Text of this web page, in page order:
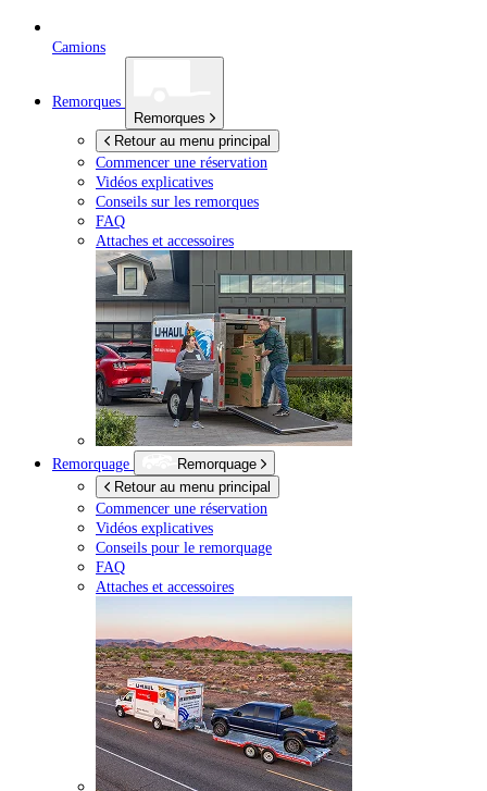
Camions
Remorques
Remorques
Retour au menu principal
Commencer une réservation
Vidéos explicatives
Conseils sur les remorques
FAQ
Attaches et accessoires
Remorquage
Remorquage
Retour au menu principal
Commencer une réservation
Vidéos explicatives
Conseils pour le remorquage
FAQ
Attaches et accessoires